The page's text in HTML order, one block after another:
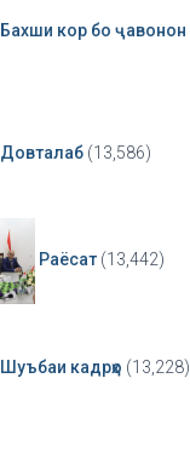
Бахши кор бо ҷавонон
Довталаб (13,586)
Раёсат (13,442)
Шуъбаи кадрҳо (13,228)